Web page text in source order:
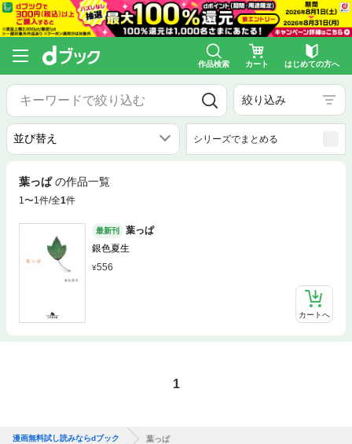
作品検索 カート はじめての方へ
絞り込み
シリーズでまとめる
葉っぱ の作品一覧
1〜1件/全1件
最新刊
葉っぱ
銀色夏生
556
カートへ
1
漫画無料試し読みならdブック 葉っぱ